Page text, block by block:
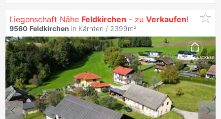
Liegenschaft Nähe Feldkirchen - zu Verkaufen!
9560 Feldkirchen in Kärnten / 2399m²